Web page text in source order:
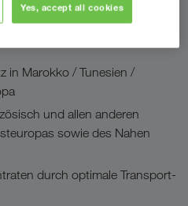
in Marokko / Tunesien /
und allen anderen
sowie des Nahen
durch optimale Transport-
Yes, accept all cookies